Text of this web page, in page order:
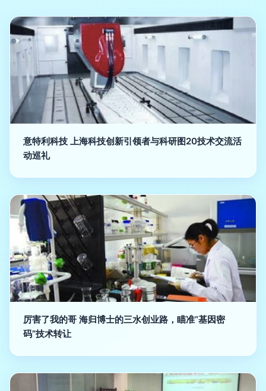
意特利科技 上海科技创新引领者与科研图20技术交流活
动巡礼
厉害了我的哥 海归博士的三水创业路，瞄准“基因密
码”技术转让